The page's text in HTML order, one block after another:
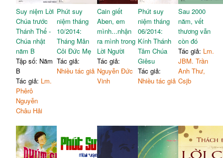
Suy niệm Lời
Chúa trước
Thánh Thể -
Chúa nhật
năm B
Tập số: Năm
B
Tác giả: Lm.
Phêrô
Nguyễn
Châu Hải
Phút suy
niệm tháng
10/2014:
Tháng Mân
Côi Đức Mẹ
Tác giả:
Nhiều tác giả
Cain giết
Aben, em
mình...nhận
ra mình trong
Lời Người
Tác giả:
Nguyễn Đức
Vinh
Phút suy
niệm tháng
06/2014:
Kính Thánh
Tâm Chúa
Giêsu
Tác giả:
Nhiều tác giả
Sau 2000
năm, vết
thương vẫn
còn đó
Tác giả: Lm.
JBM. Trần
Anh Thư,
Csjb